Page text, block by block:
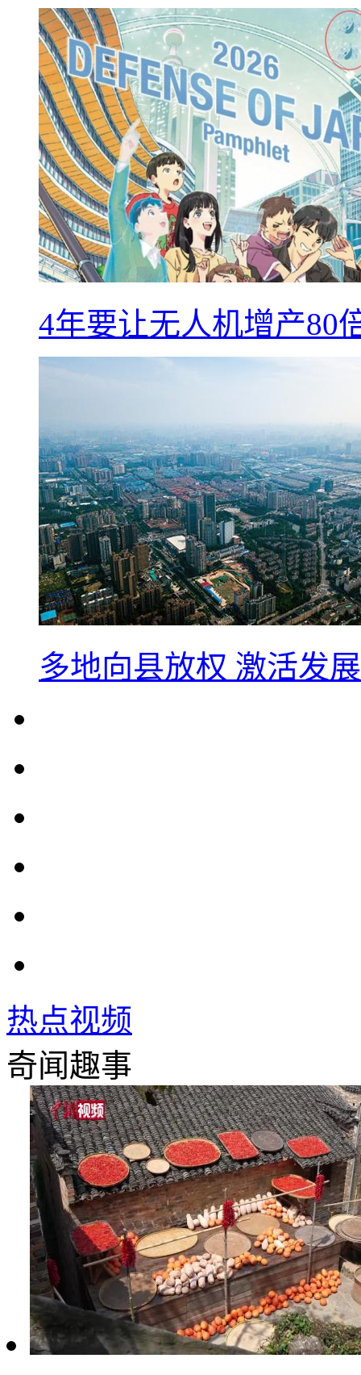
4年要让无人机增产80
多地向县放权 激活发
热点视频
奇闻趣事